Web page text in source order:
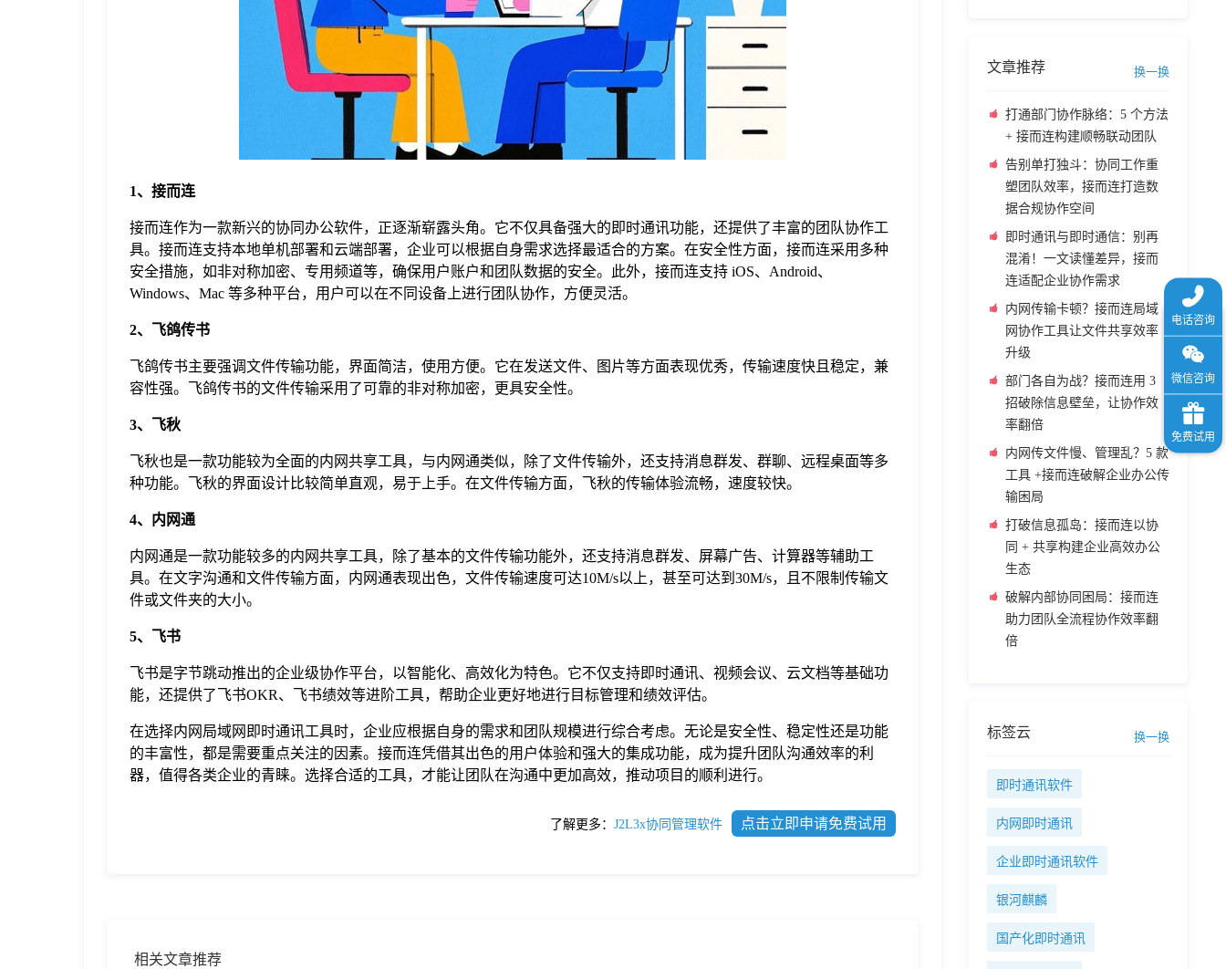
1、接而连
接而连作为一款新兴的协同办公软件，正逐渐崭露头角。它不仅具备强大的即时通讯功能，还提供了丰富的团队协作工
具。接而连支持本地单机部署和云端部署，企业可以根据自身需求选择最适合的方案。在安全性方面，接而连采用多种
安全措施，如非对称加密、专用频道等，确保用户账户和团队数据的安全。此外，接而连支持 iOS、Android、
Windows、Mac 等多种平台，用户可以在不同设备上进行团队协作，方便灵活。
2、飞鸽传书
飞鸽传书主要强调文件传输功能，界面简洁，使用方便。它在发送文件、图片等方面表现优秀，传输速度快且稳定，兼
容性强。飞鸽传书的文件传输采用了可靠的非对称加密，更具安全性。
3、飞秋
飞秋也是一款功能较为全面的内网共享工具，与内网通类似，除了文件传输外，还支持消息群发、群聊、远程桌面等多
种功能。飞秋的界面设计比较简单直观，易于上手。在文件传输方面，飞秋的传输体验流畅，速度较快。
4、内网通
内网通是一款功能较多的内网共享工具，除了基本的文件传输功能外，还支持消息群发、屏幕广告、计算器等辅助工
具。在文字沟通和文件传输方面，内网通表现出色，文件传输速度可达10M/s以上，甚至可达到30M/s，且不限制传输文
件或文件夹的大小。
5、飞书
飞书是字节跳动推出的企业级协作平台，以智能化、高效化为特色。它不仅支持即时通讯、视频会议、云文档等基础功
能，还提供了飞书OKR、飞书绩效等进阶工具，帮助企业更好地进行目标管理和绩效评估。
在选择内网局域网即时通讯工具时，企业应根据自身的需求和团队规模进行综合考虑。无论是安全性、稳定性还是功能
的丰富性，都是需要重点关注的因素。接而连凭借其出色的用户体验和强大的集成功能，成为提升团队沟通效率的利
器，值得各类企业的青睐。选择合适的工具，才能让团队在沟通中更加高效，推动项目的顺利进行。
了解更多： J2L3x协同管理软件 点击立即申请免费试用
相关文章推荐
文章推荐 换一换
打通部门协作脉络：5 个方法
+ 接而连构建顺畅联动团队
告别单打独斗：协同工作重
塑团队效率，接而连打造数
据合规协作空间
即时通讯与即时通信：别再
混淆！一文读懂差异，接而
连适配企业协作需求
内网传输卡顿？接而连局域
网协作工具让文件共享效率
升级
部门各自为战？接而连用 3
招破除信息壁垒，让协作效
率翻倍
内网传文件慢、管理乱？5 款
工具 +接而连破解企业办公传
输困局
打破信息孤岛：接而连以协
同 + 共享构建企业高效办公
生态
破解内部协同困局：接而连
助力团队全流程协作效率翻
倍
标签云 换一换
即时通讯软件
内网即时通讯
企业即时通讯软件
银河麒麟
国产化即时通讯